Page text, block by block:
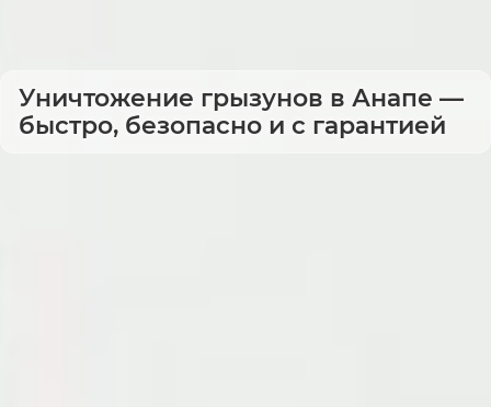
Уничтожение грызунов в Анапе —
быстро, безопасно и с гарантией